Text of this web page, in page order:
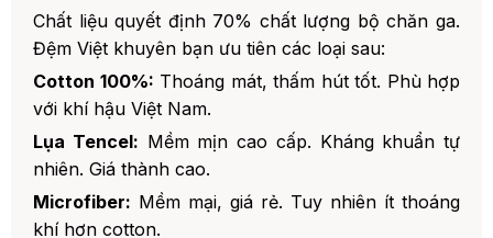
Chất liệu quyết định 70% chất lượng bộ chăn ga.
Đệm Việt khuyên bạn ưu tiên các loại sau:
Cotton 100%: Thoáng mát, thấm hút tốt. Phù hợp
với khí hậu Việt Nam.
Lụa Tencel: Mềm mịn cao cấp. Kháng khuẩn tự
nhiên. Giá thành cao.
Microfiber: Mềm mại, giá rẻ. Tuy nhiên ít thoáng
khí hơn cotton.